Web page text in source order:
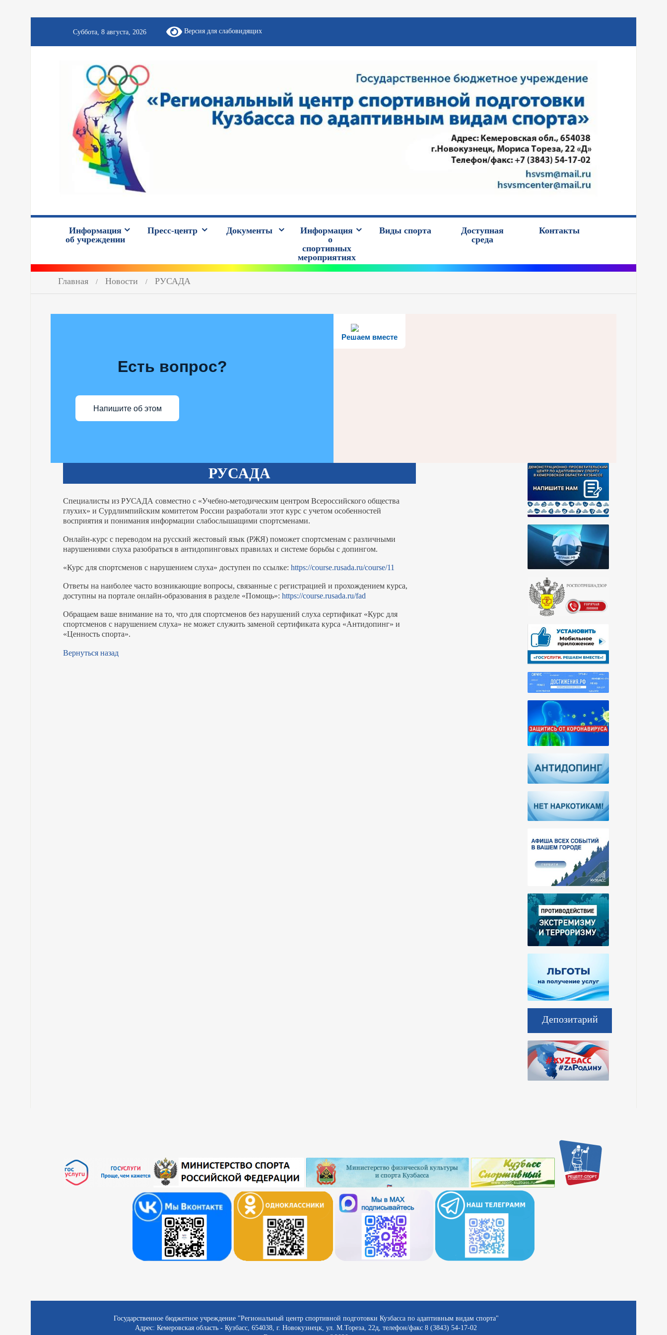
Версия для слабовидящих
Суббота, 8 августа, 2026
Информация
об учреждении
Пресс-центр Документы
Информация
о
спортивных
мероприятиях
Виды спорта
Доступная
среда
Контакты
Главная Новости РУСАДА
Решаем вместе
Есть вопрос?
Напишите об этом
РУСАДА
Специалисты из РУСАДА совместно с «Учебно-методическим центром Всероссийского общества
глухих» и Сурдлимпийским комитетом России разработали этот курс с учетом особенностей
восприятия и понимания информации слабослышащими спортсменами.
Онлайн-курс с переводом на русский жестовый язык (РЖЯ) поможет спортсменам с различными
нарушениями слуха разобраться в антидопинговых правилах и системе борьбы с допингом.
«Курс для спортсменов с нарушением слуха» доступен по ссылке: https://course.rusada.ru/course/11
Ответы на наиболее часто возникающие вопросы, связанные с регистрацией и прохождением курса,
доступны на портале онлайн-образования в разделе «Помощь»: https://course.rusada.ru/fad
Обращаем ваше внимание на то, что для спортсменов без нарушений слуха сертификат «Курс для
спортсменов с нарушением слуха» не может служить заменой сертификата курса «Антидопинг» и
«Ценность спорта».
Вернуться назад
Депозитарий
Государственное бюджетное учреждение "Региональный центр спортивной подготовки Кузбасса по адаптивным видам спорта"
Адрес: Кемеровская область - Кузбасс, 654038, г. Новокузнецк, ул. М.Тореза, 22д, телефон/факс 8 (3843) 54-17-02